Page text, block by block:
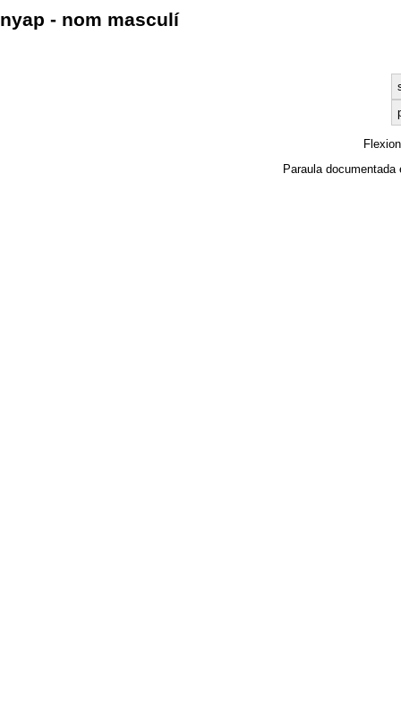
nyap - nom masculí
Paraula